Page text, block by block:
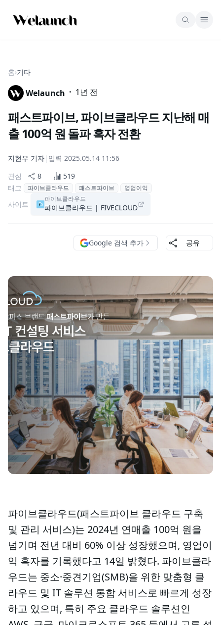
홈›기타
Welaunch · 1년 전
패스트파이브, 파이브클라우드 지난해 매
출 100억 원 돌파 흑자 전환
지현우 기자| 입력 2025.05.14 11:56
관심
8
519
태그
파이브클라우드 패스트파이브 영업이익
사이트
파이브클라우드
파이브클라우드 | FIVECLOUD
Google 검색 추가 공유
파이브클라우드(패스트파이브 클라우드 구축
및 관리 서비스)는 2024년 연매출 100억 원을
넘기며 전년 대비 60% 이상 성장했으며, 영업이
익 흑자를 기록했다고 14일 밝혔다. 파이브클라
우드는 중소·중견기업(SMB)을 위한 맞춤형 클
라우드 및 IT 솔루션 통합 서비스로 빠르게 성장
하고 있으며, 특히 주요 클라우드 솔루션인